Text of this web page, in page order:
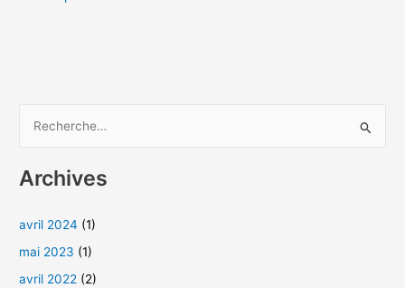
c
e
r
c
Archives
avril 2024 (1)
mai 2023 (1)
avril 2022 (2)